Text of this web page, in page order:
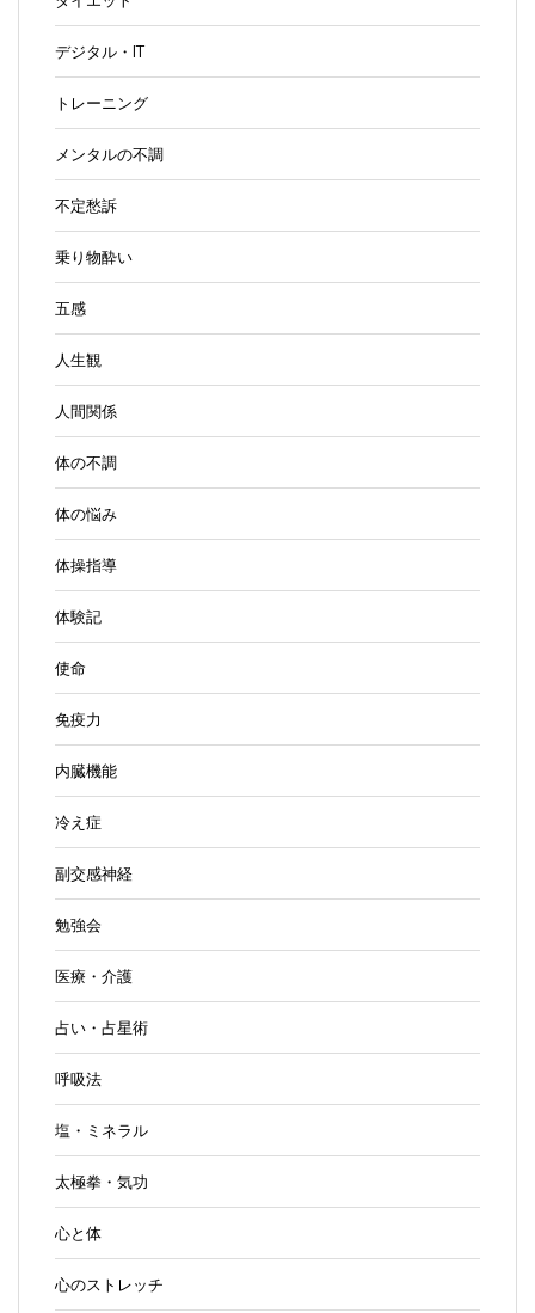
デジタル・IT
トレーニング
メンタルの不調
不定愁訴
乗り物酔い
五感
人生観
人間関係
体の不調
体の悩み
体操指導
体験記
使命
免疫力
内臓機能
冷え症
副交感神経
勉強会
医療・介護
占い・占星術
呼吸法
塩・ミネラル
太極拳・気功
心と体
心のストレッチ